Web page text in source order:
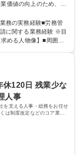
価値の向上のため、経
、制度設計や施策立案
との連携 など）■健康
間の分析、労働環境
となります。 募集
労務管理/創業80年老
務の実務経験■労務管
に関する業務経験 ※目
務管理システムの実務
休120日 残業少な
人事
を支える人事・総務をお任せ
は制度改定などのコア業務